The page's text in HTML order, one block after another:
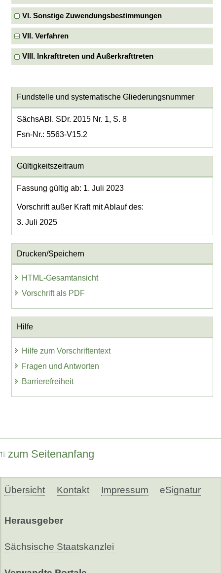
VI. Sonstige Zuwendungsbestimmungen
VII. Verfahren
VIII. Inkrafttreten und Außerkrafttreten
Fundstelle und systematische Gliederungsnummer
SächsABl. SDr. 2015 Nr. 1, S. 8
Fsn-Nr.: 5563-V15.2
Gültigkeitszeitraum
Fassung gültig ab: 1. Juli 2023
Vorschrift außer Kraft mit Ablauf des:
3. Juli 2025
Drucken/Speichern
HTML-Gesamtansicht
Vorschrift als PDF
Hilfe
Hilfe zum Vorschriftentext
Fragen und Antworten
Barrierefreiheit
zum Seitenanfang
Übersicht Kontakt Impressum eSignatur
Herausgeber
Sächsische Staatskanzlei